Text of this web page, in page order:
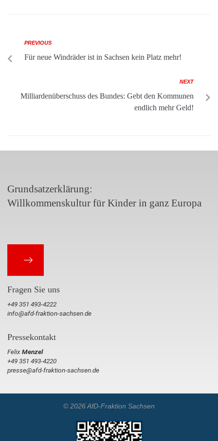
PREVIOUS
Für neue Windräder ist in Sachsen kein Platz mehr!
NEXT
Milliardenüberschuss des Bundes: Gebt den Kommunen
endlich mehr Geld!
Grundsatzerklärung:
Willkommenskultur für Kinder in ganz Europa
Fragen Sie uns
+49 351 493-4222
info@afd-fraktion-sachsen.de
Pressekontakt
FelixMenzel
+49 351 493-4220
presse@afd-fraktion-sachsen.de
© 2026 AfD-Fraktion Sachsen